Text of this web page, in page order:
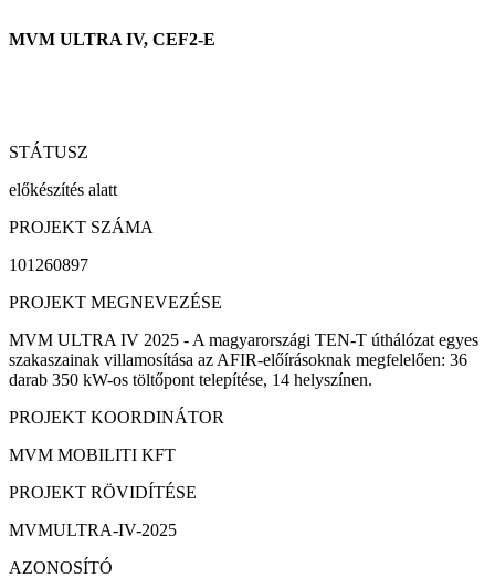
MVM ULTRA IV, CEF2-E
STÁTUSZ
előkészítés alatt
PROJEKT SZÁMA
101260897
PROJEKT MEGNEVEZÉSE
MVM ULTRA IV 2025 - A magyarországi TEN-T úthálózat egyes
szakaszainak villamosítása az AFIR-előírásoknak megfelelően: 36
darab 350 kW-os töltőpont telepítése, 14 helyszínen.
PROJEKT KOORDINÁTOR
MVM MOBILITI KFT
PROJEKT RÖVIDÍTÉSE
MVMULTRA-IV-2025
AZONOSÍTÓ